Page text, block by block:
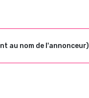
au nom de l'annonceur)